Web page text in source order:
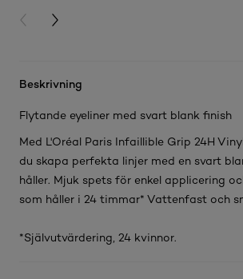
PREVIOUS CARD
NEXT CARD
Beskrivning
Flytande eyeliner med svart blank finish
Med L'Oréal Paris Infaillible Grip 24H
du skapa perfekta linjer med en svart
håller. Mjuk spets för enkel applicering
som håller i 24 timmar* Vattenfast och
*Självutvärdering, 24 kvinnor.